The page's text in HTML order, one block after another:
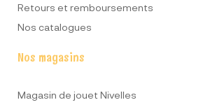
Retours et remboursements
Nos catalogues
Nos magasins
Magasin de jouet Nivelles